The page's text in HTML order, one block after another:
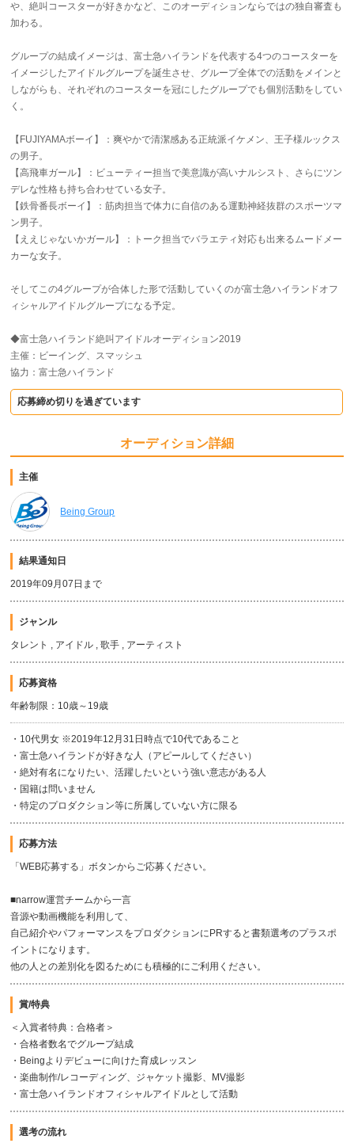
や、絶叫コースターが好きかなど、このオーディションならではの独自審査も
加わる。
グループの結成イメージは、富士急ハイランドを代表する4つのコースターを
イメージしたアイドルグループを誕生させ、グループ全体での活動をメインと
しながらも、それぞれのコースターを冠にしたグループでも個別活動をしてい
く。
【FUJIYAMAボーイ】：爽やかで清潔感ある正統派イケメン、王子様ルックス
の男子。
【高飛車ガール】：ビューティー担当で美意識が高いナルシスト、さらにツン
デレな性格も持ち合わせている女子。
【鉄骨番長ボーイ】：筋肉担当で体力に自信のある運動神経抜群のスポーツマ
ン男子。
【ええじゃないかガール】：トーク担当でバラエティ対応も出来るムードメー
カーな女子。
そしてこの4グループが合体した形で活動していくのが富士急ハイランドオフ
ィシャルアイドルグループになる予定。
◆富士急ハイランド絶叫アイドルオーディション2019
主催：ビーイング、スマッシュ
協力：富士急ハイランド
応募締め切りを過ぎています
オーディション詳細
主催
Being Group
結果通知日
2019年09月07日まで
ジャンル
タレント , アイドル , 歌手 , アーティスト
応募資格
年齢制限：10歳～19歳
・10代男女 ※2019年12月31日時点で10代であること
・富士急ハイランドが好きな人（アピールしてください）
・絶対有名になりたい、活躍したいという強い意志がある人
・国籍は問いません
・特定のプロダクション等に所属していない方に限る
応募方法
「WEB応募する」ボタンからご応募ください。
■narrow運営チームから一言
音源や動画機能を利用して、
自己紹介やパフォーマンスをプロダクションにPRすると書類選考のプラスポ
イントになります。
他の人との差別化を図るためにも積極的にご利用ください。
賞/特典
＜入賞者特典：合格者＞
・合格者数名でグループ結成
・Beingよりデビューに向けた育成レッスン
・楽曲制作/レコーディング、ジャケット撮影、MV撮影
・富士急ハイランドオフィシャルアイドルとして活動
選考の流れ